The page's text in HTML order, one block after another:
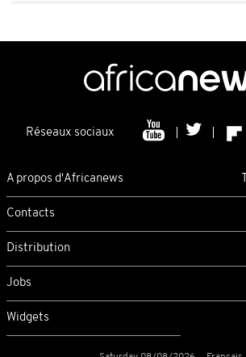
Réseaux sociaux
A propos d'Africanews
Contacts
Distribution
Jobs
Widgets